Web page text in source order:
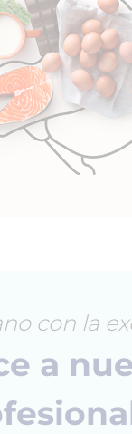
con la
a